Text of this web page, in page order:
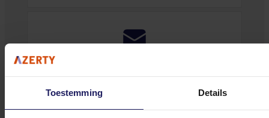
Toestemming Details
Klantenservice@azerty.nl